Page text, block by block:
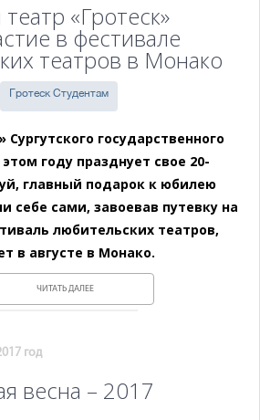
«Гротеск»
в фестивале
театров в Монако
Гротеск Студентам
Сургутского государственного
году празднует свое 20-
главный подарок к юбилею
себе сами, завоевав путевку на
любительских театров,
в августе в Монако.
ЧИТАТЬ ДАЛЕЕ
год
весна – 2017